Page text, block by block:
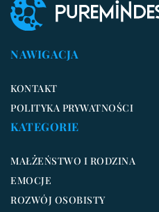
NAWIGACJA
KONTAKT
POLITYKA PRYWATNOŚCI
KATEGORIE
MAŁŻEŃSTWO I RODZINA
EMOCJE
ROZWÓJ OSOBISTY